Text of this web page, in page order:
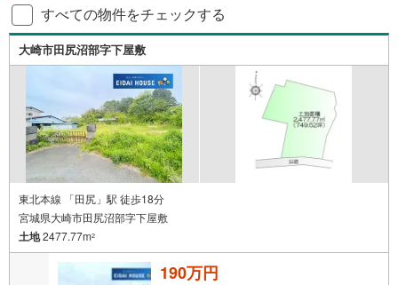
すべての物件をチェックする
大崎市田尻沼部字下屋敷
東北本線 「田尻」駅 徒歩18分
宮城県大崎市田尻沼部字下屋敷
土地2477.77m2
190万円